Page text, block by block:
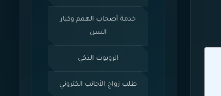
خدمة أصحاب الهمم وكبار
السن
الروبوت الذكي
طلب زواج الأجانب الكتروني